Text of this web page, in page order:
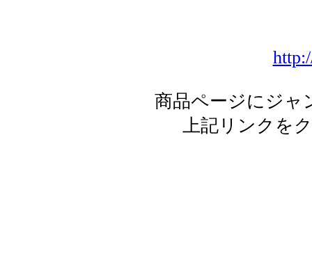
商品ページにジャ
上記リンクを